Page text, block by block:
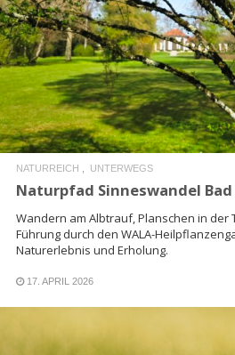
READ
NATURREICH UNTERWEGS
Naturpfad Sinneswandel Bad
Wandern am Albtrauf, Planschen in der
Führung durch den WALA-
Naturerlebnis und Erholung.
17. APRIL 2026